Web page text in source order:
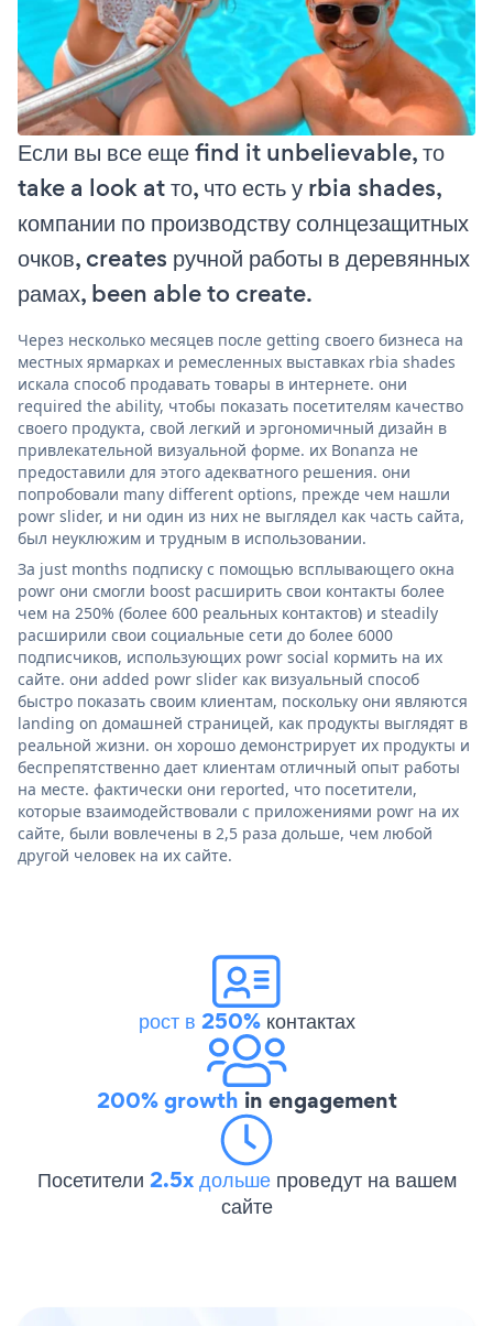
Если вы все еще find it unbelievable, то
take a look at то, что есть у rbia shades,
компании по производству солнцезащитных
очков, creates ручной работы в деревянных
рамах, been able to create.
Через несколько месяцев после getting своего бизнеса на
местных ярмарках и ремесленных выставках rbia shades
искала способ продавать товары в интернете. они
required the ability, чтобы показать посетителям качество
своего продукта, свой легкий и эргономичный дизайн в
привлекательной визуальной форме. их Bonanza не
предоставили для этого адекватного решения. они
попробовали many different options, прежде чем нашли
powr slider, и ни один из них не выглядел как часть сайта,
был неуклюжим и трудным в использовании.
За just months подписку с помощью всплывающего окна
powr они смогли boost расширить свои контакты более
чем на 250% (более 600 реальных контактов) и steadily
расширили свои социальные сети до более 6000
подписчиков, использующих powr social кормить на их
сайте. они added powr slider как визуальный способ
быстро показать своим клиентам, поскольку они являются
landing on домашней страницей, как продукты выглядят в
реальной жизни. он хорошо демонстрирует их продукты и
беспрепятственно дает клиентам отличный опыт работы
на месте. фактически они reported, что посетители,
которые взаимодействовали с приложениями powr на их
сайте, были вовлечены в 2,5 раза дольше, чем любой
другой человек на их сайте.
рост в 250%контактах
200% growth in engagement
Посетители 2.5x дольше проведут на вашем
сайте